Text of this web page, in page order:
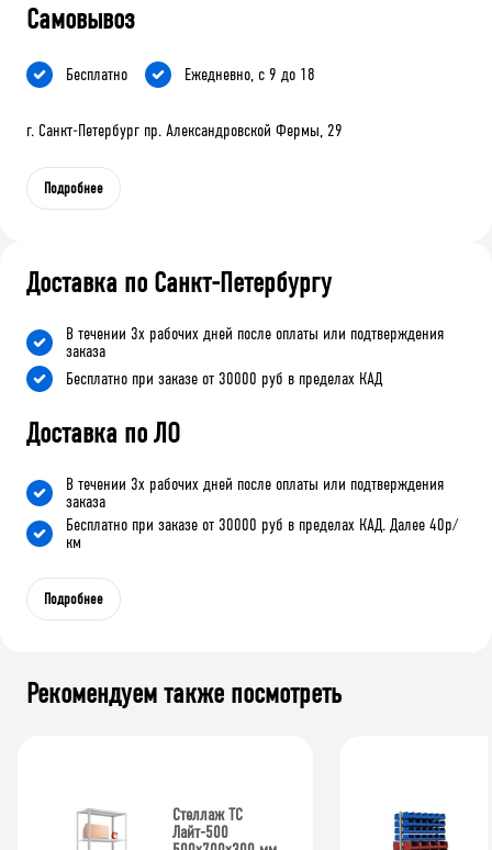
Самовывоз
Бесплатно Ежедневно, с 9 до 18
г. Санкт-Петербург пр. Александровской Фермы, 29
Подробнее
Доставка по Санкт-Петербургу
В течении 3х рабочих дней после оплаты или подтверждения
заказа
Бесплатно при заказе от 30000 руб в пределах КАД
Доставка по ЛО
В течении 3х рабочих дней после оплаты или подтверждения
заказа
Бесплатно при заказе от 30000 руб в пределах КАД. Далее 40р/
км
Подробнее
Рекомендуем также посмотреть
Стеллаж ТС
Лайт-500